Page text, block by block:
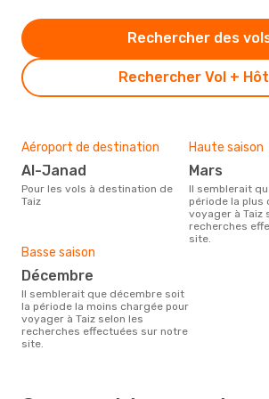
Rechercher Vol +
Rechercher des
Aéroport de destination
Al-Janad
Pour les vols à destination de
Taiz
Haute saison
mars
Il semblerait que mars soit la
période la plus
voyager à Taiz
recherches
site.
Basse saison
décembre
Il semblerait que décembre soit
la période la moins chargée pour
voyager à Taiz selon les
recherches effectuées sur notre
site.